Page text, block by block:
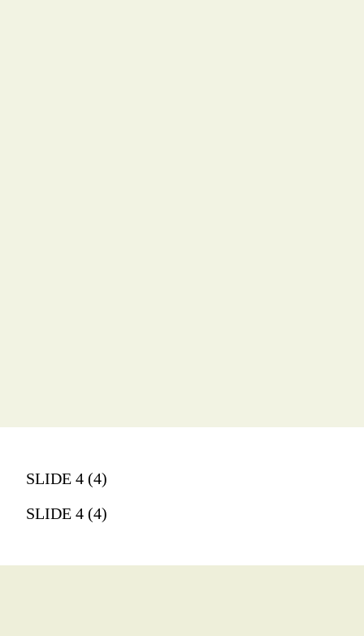
SLIDE 4 (4)
SLIDE 4 (4)